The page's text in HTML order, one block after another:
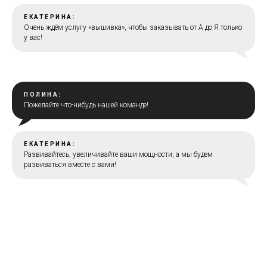
ЕКАТЕРИНА:
Очень ждём услугу «вышивка», чтобы заказывать от А до Я только
у вас!
ПОЛИНА:
Пожелайте что-нибудь нашей команде!
ЕКАТЕРИНА:
Развивайтесь, увеличивайте ваши мощности, а мы будем
развиваться вместе с вами!